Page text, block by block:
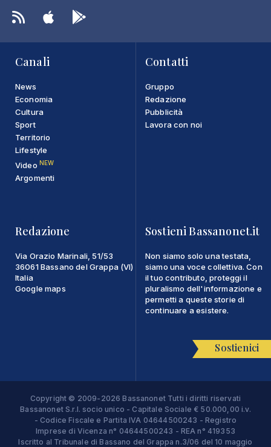
Canali
News
Economia
Cultura
Sport
Territorio
Lifestyle
Video NEW
Argomenti
Contatti
Gruppo
Redazione
Pubblicità
Lavora con noi
Redazione
Via Orazio Marinali, 51/53
36061 Bassano del Grappa (VI)
Italia
Google maps
Sostieni Bassanonet.it
Non siamo solo una testata,
siamo una voce collettiva. Con
il tuo contributo, proteggi il
pluralismo dell'informazione e
permetti a queste storie di
continuare a esistere.
Sostienici
Copyright © 2009-2026 Bassanonet Tutti i diritti riservati
Bassanonet S.r.l. socio unico - Capitale Sociale € 50.000,00 i.v.
- Codice Fiscale e Partita IVA 04644500243 - Registro
Imprese di Vicenza n° 04644500243 - REA n° 419353
Iscritto al Tribunale di Bassano del Grappa n.3/06 del 10 maggio